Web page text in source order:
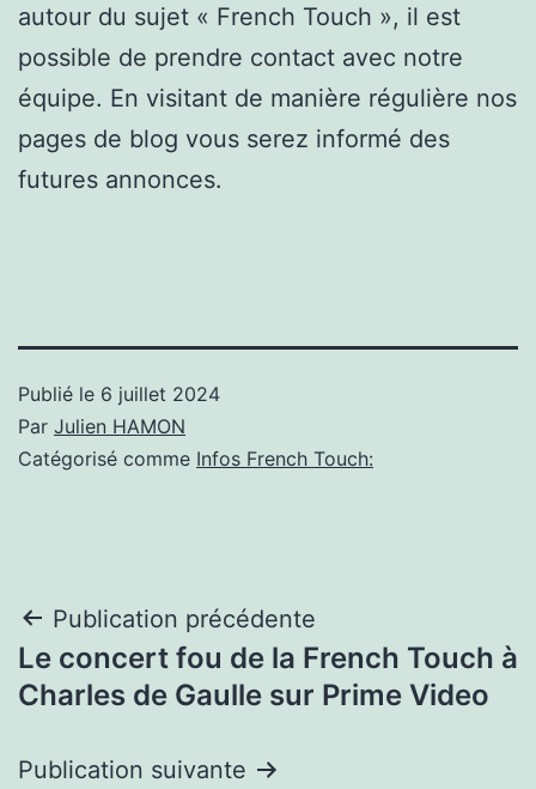
autour du sujet « French Touch », il est
possible de prendre contact avec notre
équipe. En visitant de manière régulière nos
pages de blog vous serez informé des
futures annonces.
Publié le 6 juillet 2024
Par Julien HAMON
Catégorisé comme Infos French Touch:
Navigation
de
Publication précédente
Le concert fou de la French Touch à
Charles de Gaulle sur Prime Video
Publication suivante